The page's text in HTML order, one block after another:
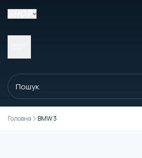
Головна BMW 3